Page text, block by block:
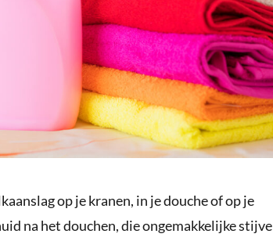
op je kranen, in je douche of op je
na het douchen, die ongemakkelijke stijve